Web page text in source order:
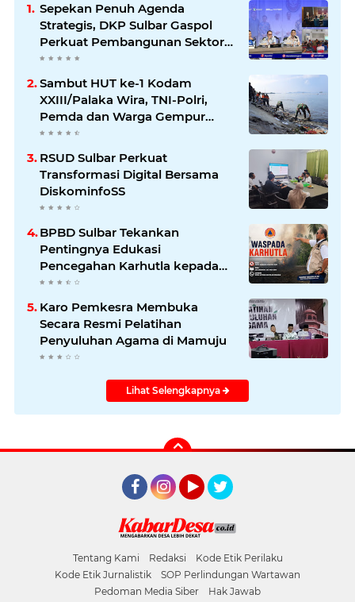
Sepekan Penuh Agenda
Strategis, DKP Sulbar Gaspol
Perkuat Pembangunan Sektor
Kelautan dan Perikanan
Sambut HUT ke-1 Kodam
XXIII/Palaka Wira, TNI-Polri,
Pemda dan Warga Gempur
Sampah di Pantai Bahari
RSUD Sulbar Perkuat
Transformasi Digital Bersama
DiskominfoSS
BPBD Sulbar Tekankan
Pentingnya Edukasi
Pencegahan Karhutla kepada
Masyarakat
Karo Pemkesra Membuka
Secara Resmi Pelatihan
Penyuluhan Agama di Mamuju
Lihat Selengkapnya
Tentang Kami Redaksi
Kode Etik Perilaku
Kode Etik Jurnalistik
SOP Perlindungan Wartawan
Pedoman Media Siber
Hak Jawab